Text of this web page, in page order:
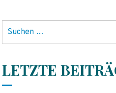
e
n
LETZTE